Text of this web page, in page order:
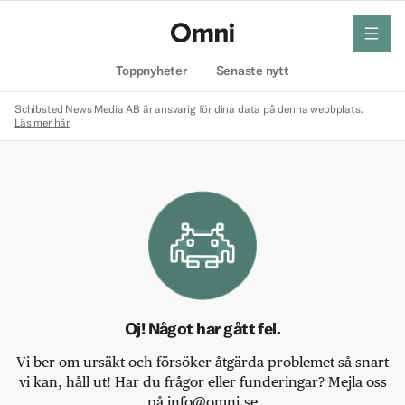
Toppnyheter Senaste nytt
meny
Schibsted News Media AB är ansvarig för dina data på denna webbplats.
Läs mer här
Oj! Något har gått fel.
Vi ber om ursäkt och försöker åtgärda problemet så snart
vi kan, håll ut! Har du frågor eller funderingar? Mejla oss